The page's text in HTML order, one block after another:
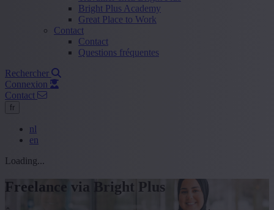
Bright Plus Academy
Great Place to Work
Contact
Contact
Questions fréquentes
Rechercher
Connexion
Contact
fr
nl
en
Loading...
Freelance via Bright Plus